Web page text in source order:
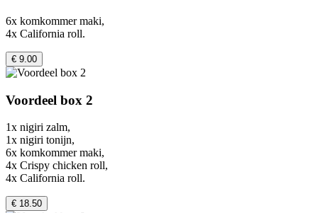
6x komkommer maki,
4x California roll.
€ 9.00
Voordeel box 2
1x nigiri zalm,
1x nigiri tonijn,
6x komkommer maki,
4x Crispy chicken roll,
4x California roll.
€ 18.50